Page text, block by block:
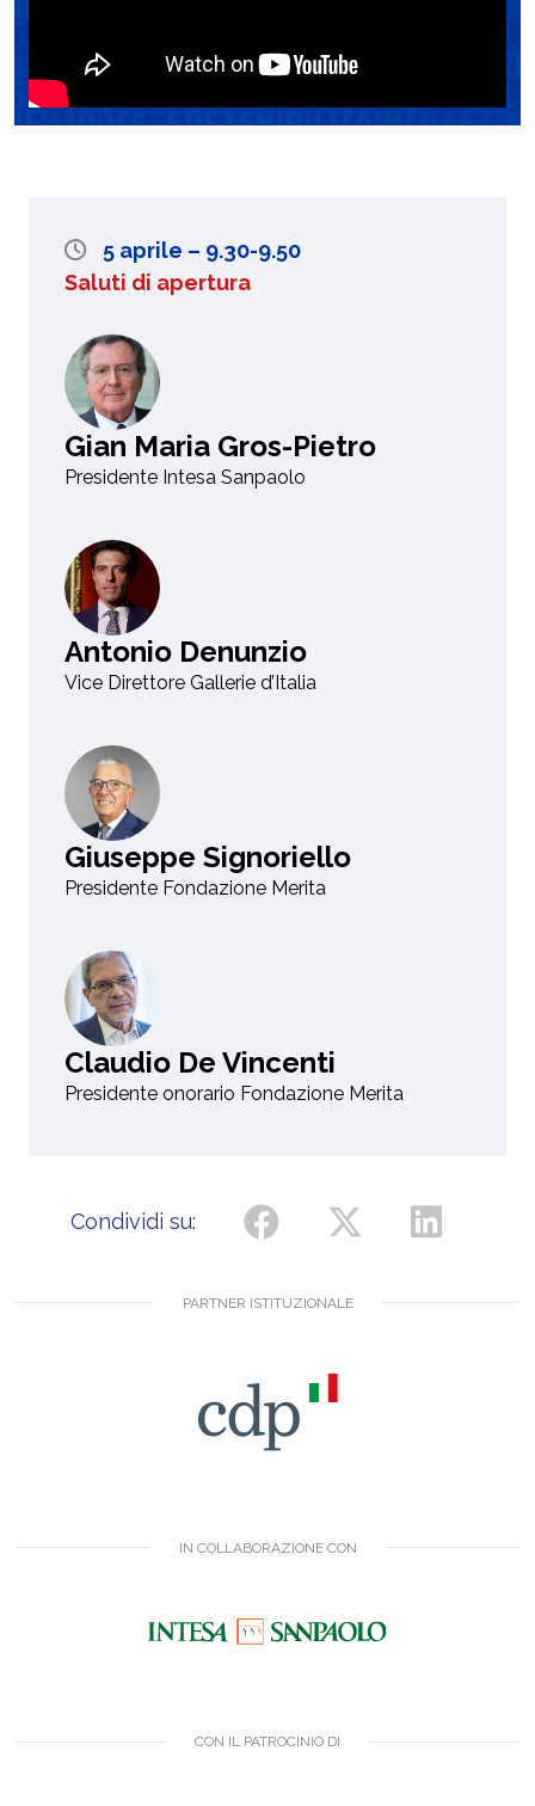
5 aprile – 9.30-9.50
Saluti di apertura
Gian Maria Gros-Pietro
Presidente Intesa Sanpaolo
Antonio Denunzio
Vice Direttore Gallerie d’Italia
Giuseppe Signoriello
Presidente Fondazione Merita
Claudio De Vincenti
Presidente onorario Fondazione Merita
Condividi su:
PARTNER ISTITUZIONALE
IN COLLABORAZIONE CON
CON IL PATROCINIO DI